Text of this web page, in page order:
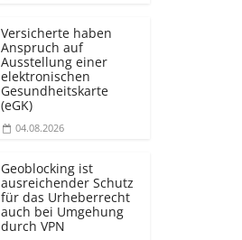
Versicherte haben
Anspruch auf
Ausstellung einer
elektronischen
Gesundheitskarte
(eGK)
04.08.2026
Geoblocking ist
ausreichender Schutz
für das Urheberrecht
auch bei Umgehung
durch VPN